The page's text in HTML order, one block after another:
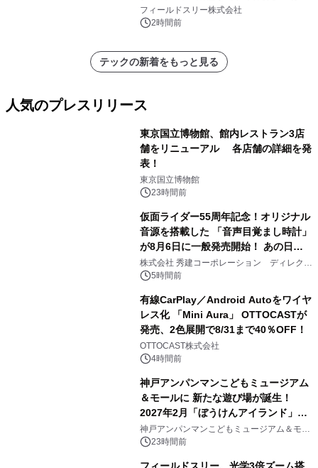
約1300万画素、用途別に選べるコンデ
ジ新登場
フィールドスリー株式会社
2時間前
テックの新着をもっと見る
人気のプレスリリース
東京国立博物館、館内レストラン3店
舗をリニューアル 各店舗の詳細を発
表！
東京国立博物館
23時間前
仮面ライダー55周年記念！オリジナル
音源を搭載した 「音声目覚まし時計」
が8月6日に一般発売開始！ あの日の
大興奮が今甦る
株式会社 秀建コーポレーション ディレクト
アートギャラリー
5時間前
有線CarPlay／Android Autoをワイヤ
レス化 「Mini Aura」 OTTOCASTが
発売、2色展開で8/31まで40％OFF！
OTTOCAST株式会社
4時間前
神戸アンパンマンこどもミュージアム
＆モールに 新たな遊び場が誕生！
2027年2月「ぼうけんアイランド」が
オープン
神戸アンパンマンこどもミュージアム＆モー
ル 23時間前